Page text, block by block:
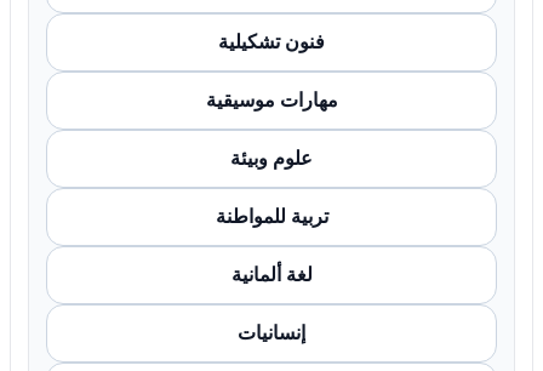
فنون تشكيلية
مهارات موسيقية
علوم وبيئة
تربية للمواطنة
لغة ألمانية
إنسانيات